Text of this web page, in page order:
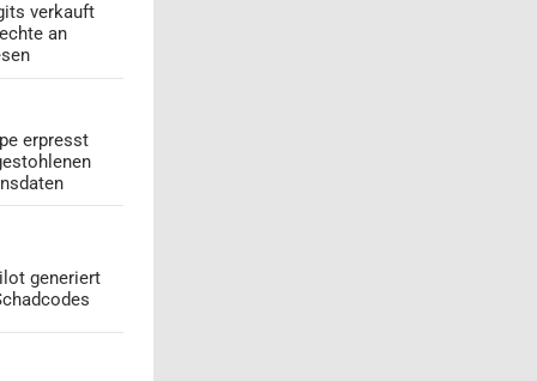
verkauft
an
erpresst
generiert